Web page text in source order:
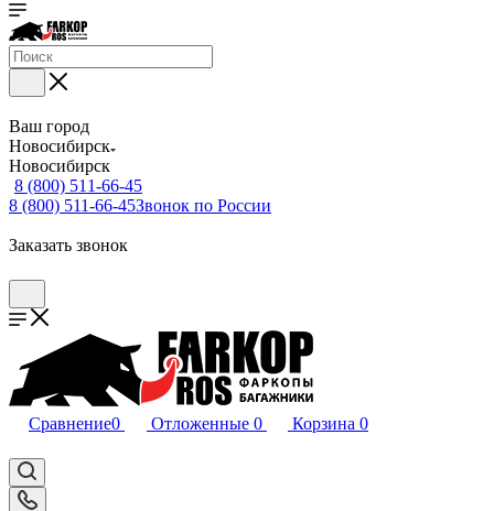
Ваш город
Новосибирск
Новосибирск
8 (800) 511-66-45
8 (800) 511-66-45Звонок по России
Заказать звонок
Сравнение0 Отложенные 0 Корзина 0